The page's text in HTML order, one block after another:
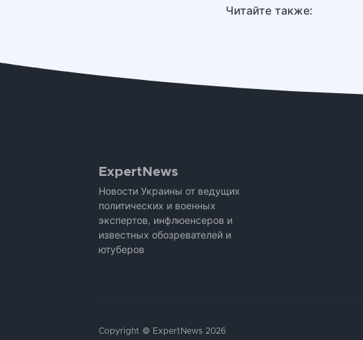
Читайте также:
ExpertNews
Новости Украины от ведущих
политических и военных
экспертов, инфлюенсеров и
известных обозревателей и
ютуберов
Copyright © ExpertNews 2026